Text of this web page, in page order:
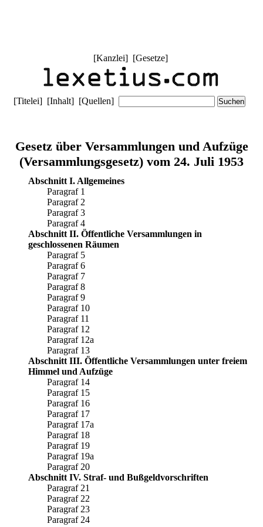
[Kanzlei] [Gesetze]
[Titelei] [Inhalt] [Quellen]
Gesetz über Versammlungen und Aufzüge
(Versammlungsgesetz) vom 24. Juli 1953
Abschnitt I. Allgemeines
Paragraf 1
Paragraf 2
Paragraf 3
Paragraf 4
Abschnitt II. Öffentliche Versammlungen in
geschlossenen Räumen
Paragraf 5
Paragraf 6
Paragraf 7
Paragraf 8
Paragraf 9
Paragraf 10
Paragraf 11
Paragraf 12
Paragraf 12a
Paragraf 13
Abschnitt III. Öffentliche Versammlungen unter freiem
Himmel und Aufzüge
Paragraf 14
Paragraf 15
Paragraf 16
Paragraf 17
Paragraf 17a
Paragraf 18
Paragraf 19
Paragraf 19a
Paragraf 20
Abschnitt IV. Straf- und Bußgeldvorschriften
Paragraf 21
Paragraf 22
Paragraf 23
Paragraf 24